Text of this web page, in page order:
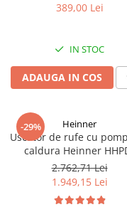
389,00 Lei
IN STOC
ADAUGA IN COS
-29% Heinner
Uscator de rufe cu
caldura Heinner
V9T2KA++ Capacitate
Clasa A++, 15
Display LED, Program
Care, Functie anti-
2.762,71 Lei
1.949,15 Lei